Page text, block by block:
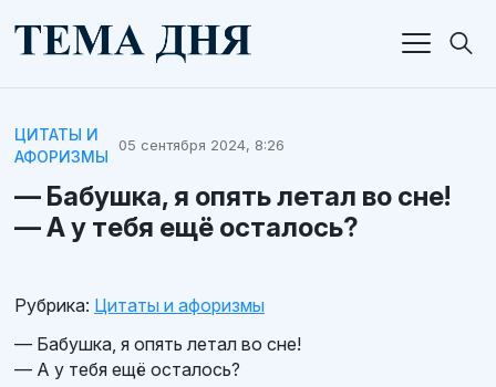
ЦИТАТЫ И
АФОРИЗМЫ
05 сентября 2024, 8:26
— Бабушка, я опять летал во сне!
— А у тебя ещё осталось?
Рубрика: Цитаты и афоризмы
— Бабушка, я опять летал во сне!
— А у тебя ещё осталось?